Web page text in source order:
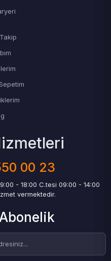
00 23
- 18:00 C.tesi 09:00 - 14:00
vermektedir.